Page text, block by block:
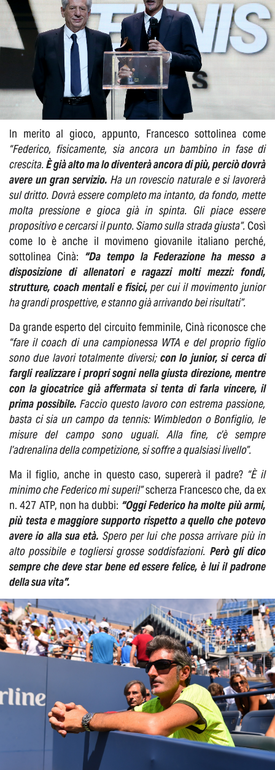
In merito al gioco, appunto, Francesco sottolinea come
“Federico, fisicamente, sia ancora un bambino in fase di
crescita.È già alto ma lo diventerà ancora di più, perciò dovrà
avere un gran servizio. Ha un rovescio naturale e si lavorerà
sul dritto. Dovrà essere completo ma intanto, da fondo, mette
molta pressione e gioca già in spinta. Gli piace essere
propositivo e cercarsi il punto. Siamo sulla strada giusta”.Così
come lo è anche il movimeno giovanile italiano perché,
sottolinea Cinà: “Da tempo la Federazione ha messo a
disposizione di allenatori e ragazzi molti mezzi: fondi,
strutture, coach mentali e fisici, per cui il movimento junior
ha grandi prospettive, e stanno già arrivando bei risultati”.
Da grande esperto del circuito femminile, Cinà riconosce che
“fare il coach di una campionessa WTA e del proprio figlio
sono due lavori totalmente diversi; con lo junior, si cerca di
fargli realizzare i propri sogni nella giusta direzione, mentre
con la giocatrice già affermata si tenta di farla vincere, il
prima possibile. Faccio questo lavoro con estrema passione,
basta ci sia un campo da tennis: Wimbledon o Bonfiglio, le
misure del campo sono uguali. Alla fine, c’è sempre
l’adrenalina della competizione, si soffre a qualsiasi livello”.
Ma il figlio, anche in questo caso, supererà il padre? “È il
minimo che Federico mi superi!”scherza Francesco che, da ex
n. 427 ATP, non ha dubbi: “Oggi Federico ha molte più armi,
più testa e maggiore supporto rispetto a quello che potevo
avere io alla sua età. Spero per lui che possa arrivare più in
alto possibile e togliersi grosse soddisfazioni. Però gli dico
sempre che deve star bene ed essere felice, è lui il padrone
della sua vita”.